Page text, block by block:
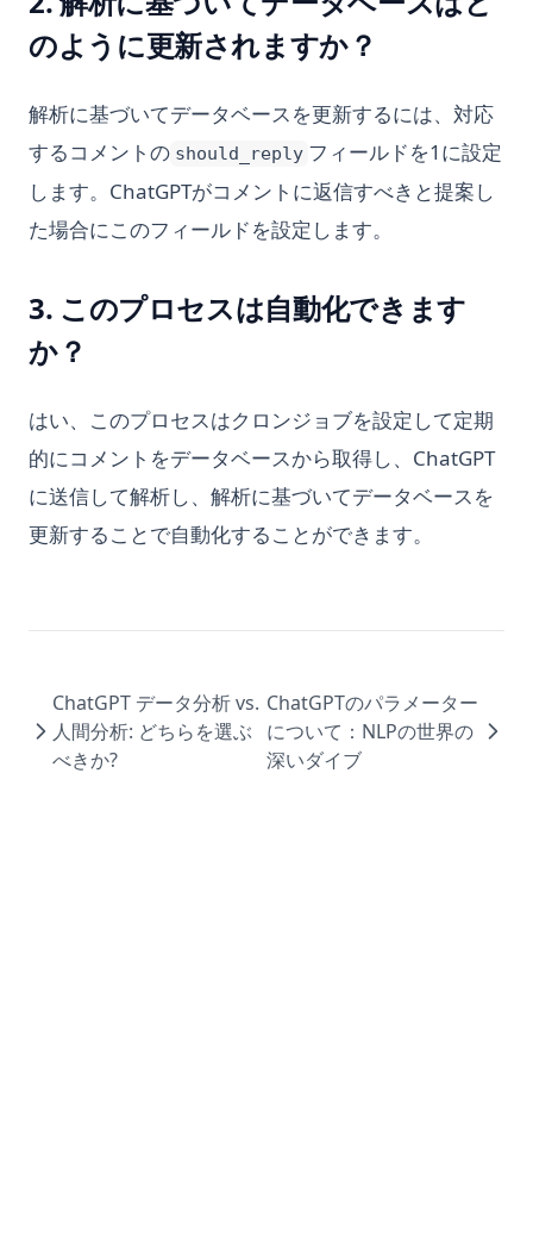
のように更新されますか？
解析に基づいてデータベースを更新するには、対応
するコメントの should_reply フィールドを1に設定
します。ChatGPTがコメントに返信すべきと提案し
た場合にこのフィールドを設定します。
3. このプロセスは自動化できます
か？
はい、このプロセスはクロンジョブを設定して定期
的にコメントをデータベースから取得し、ChatGPT
に送信して解析し、解析に基づいてデータベースを
更新することで自動化することができます。
ChatGPT データ分析 vs.
人間分析: どちらを選ぶ
べきか?
ChatGPTのパラメーター
について：NLPの世界の
深いダイブ